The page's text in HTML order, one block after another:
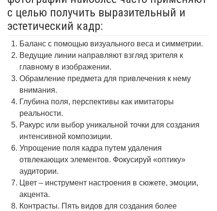
с целью получить выразительный и
эстетический кадр:
Баланс с помощью визуального веса и симметрии.
Ведущие линии направляют взгляд зрителя к
главному в изображении.
Обрамление предмета для привлечения к нему
внимания.
Глубина поля, перспективы как имитаторы
реальности.
Ракурс или выбор уникальной точки для создания
интенсивной композиции.
Упрощение поля кадра путем удаления
отвлекающих элементов. Фокусируй «оптику»
аудитории.
Цвет – инструмент настроения в сюжете, эмоции,
акцента.
Контрасты. Пять видов для создания более